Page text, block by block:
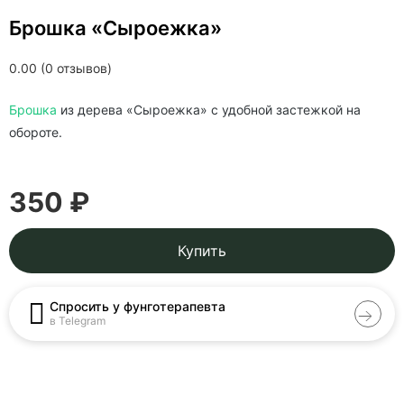
0.00 (0 отзывов)
Брошка «Сыроежка»
Брошка из дерева «Сыроежка» c удобной застежкой на
обороте.
350 ₽
Купить
Спросить у фунготерапевта
в Telegram